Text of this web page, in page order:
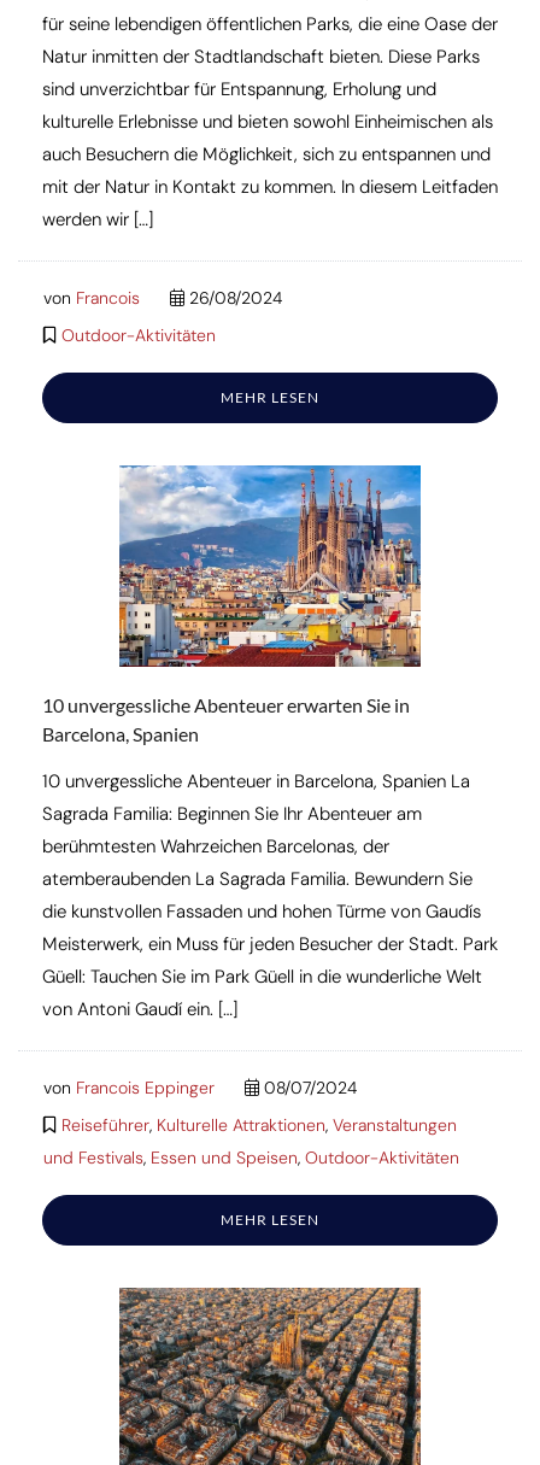
für seine lebendigen öffentlichen Parks, die eine Oase der
Natur inmitten der Stadtlandschaft bieten. Diese Parks
sind unverzichtbar für Entspannung, Erholung und
kulturelle Erlebnisse und bieten sowohl Einheimischen als
auch Besuchern die Möglichkeit, sich zu entspannen und
mit der Natur in Kontakt zu kommen. In diesem Leitfaden
werden wir […]
von Francois
26/08/2024
Outdoor-Aktivitäten
MEHR LESEN
10 unvergessliche Abenteuer erwarten Sie in
Barcelona, Spanien
10 unvergessliche Abenteuer in Barcelona, Spanien La
Sagrada Familia: Beginnen Sie Ihr Abenteuer am
berühmtesten Wahrzeichen Barcelonas, der
atemberaubenden La Sagrada Familia. Bewundern Sie
die kunstvollen Fassaden und hohen Türme von Gaudís
Meisterwerk, ein Muss für jeden Besucher der Stadt. Park
Güell: Tauchen Sie im Park Güell in die wunderliche Welt
von Antoni Gaudí ein. […]
von Francois Eppinger
08/07/2024
Reiseführer, Kulturelle Attraktionen, Veranstaltungen
und Festivals, Essen und Speisen, Outdoor-Aktivitäten
MEHR LESEN